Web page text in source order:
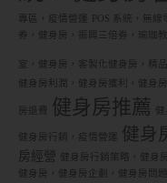
專區，疫情營運 POS 系統，無線
券，健身房，振興三倍券，瑜珈
室，健身房，客製化健身房，精
健身房利潤，健身房獲利，健身
房退費 健身房推薦
健身房行銷，疫情營運 健身
房經營
健身房行銷策略，健身
健身房，健身房企劃，健身房問